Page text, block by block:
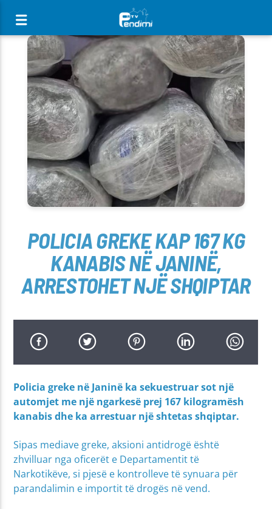
[There are no radio stations in the database]
POLICIA GREKE KAP 167 KG
KANABIS NË JANINË,
ARRESTOHET NJË SHQIPTAR
Policia greke në Janinë ka sekuestruar sot një
automjet me një ngarkesë prej 167 kilogramësh
kanabis dhe ka arrestuar një shtetas shqiptar.
Sipas mediave greke, aksioni antidrogë është
zhvilluar nga oficerët e Departamentit të
Narkotikëve, si pjesë e kontrolleve të synuara për
parandalimin e importit të drogës në vend.